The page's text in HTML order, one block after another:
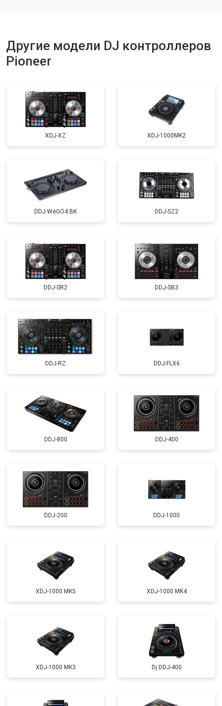
Другие модели DJ контроллеров
Pioneer
XDJ-XZ XDJ-1000MK2
DDJ-WeGO4 BK DDJ-SZ2
DDJ-SR2 DDJ-SB3
DDJ-RZ DDJ-FLX6
DDJ-800 DDJ-400
DDJ-200 DDJ-1000
XDJ-1000 MK5 XDJ-1000 MK4
XDJ-1000 MK3 Dj DDJ-400